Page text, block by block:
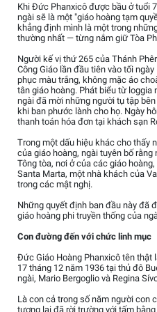
Khi Đức Phanxicô được bầu ở tuổi
ngài sẽ là một "giáo hoàng tạm
khẳng định mình là một trong
thường nhất — từng nắm giữ Tòa
Người kế vị thứ 265 của Thánh
Công Giáo lần đầu tiên vào tối
phục màu trắng, không mặc áo
tân giáo hoàng. Phát biểu từ loggia
ngài đã mời những người tụ tập
khi ban phước lành cho họ. Ngày
thanh toán hóa đơn tại khách sạn
Trong một dấu hiệu khác cho thấy
của giáo hoàng, ngài tuyên bố
Tông tòa, nơi ở của các giáo
Santa Marta, một nhà khách của
trong các mật nghị.
Những quyết định ban đầu này đã
giáo hoàng phi truyền thống của
Con đường đến với chức linh mục
Đức Giáo Hoàng Phanxicô tên thật
17 tháng 12 năm 1936 tại thủ đô
ngài, Mario Bergoglio và Regina
Là con cả trong số năm người con
tương lai đã rời trường với tấm